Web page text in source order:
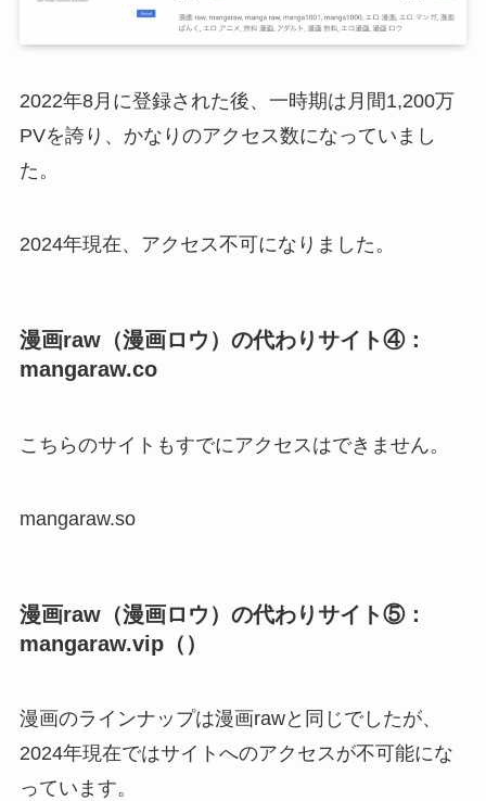
2022年8月に登録された後、一時期は月間1,200万
PVを誇り、かなりのアクセス数になっていまし
た。
2024年現在、アクセス不可になりました。
漫画raw（漫画ロウ）の代わりサイト④：
mangaraw.co
こちらのサイトもすでにアクセスはできません。
mangaraw.so
漫画raw（漫画ロウ）の代わりサイト⑤：
mangaraw.vip（）
漫画のラインナップは漫画rawと同じでしたが、
2024年現在ではサイトへのアクセスが不可能にな
っています。